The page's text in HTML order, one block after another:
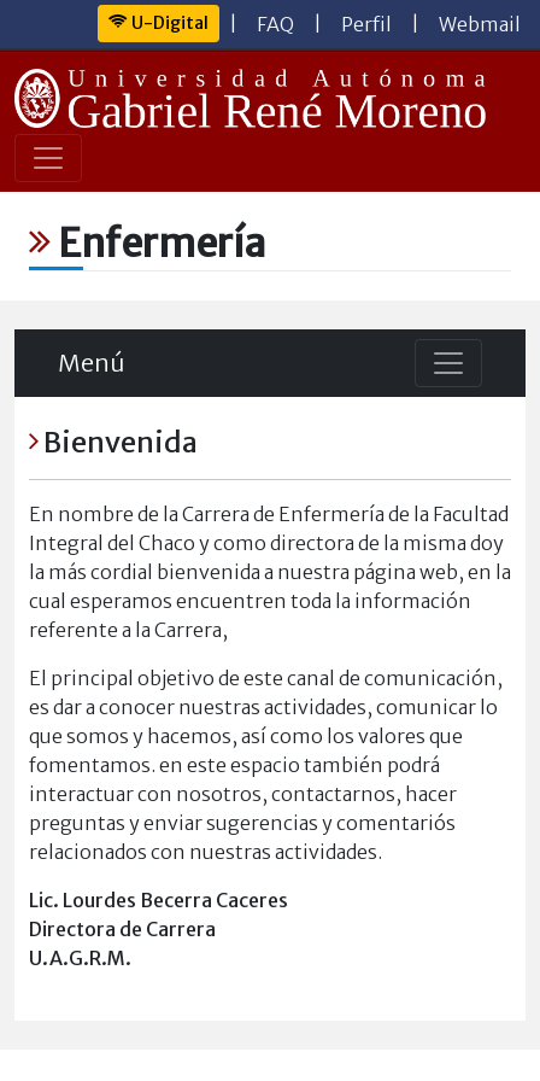
U-Digital FAQ Perfil Webmail
Enfermería
Menú
Bienvenida
En nombre de la Carrera de Enfermería de la Facultad
Integral del Chaco y como directora de la misma doy
la más cordial bienvenida a nuestra página web, en la
cual esperamos encuentren toda la información
referente a la Carrera,
El principal objetivo de este canal de comunicación,
es dar a conocer nuestras actividades, comunicar lo
que somos y hacemos, así como los valores que
fomentamos. en este espacio también podrá
interactuar con nosotros, contactarnos, hacer
preguntas y enviar sugerencias y comentariós
relacionados con nuestras actividades.
Lic. Lourdes Becerra Caceres
Directora de Carrera
U.A.G.R.M.